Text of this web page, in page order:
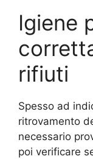
Igiene
rifiuti
Spesso ad
ritrovamento
necessario
poi verificare